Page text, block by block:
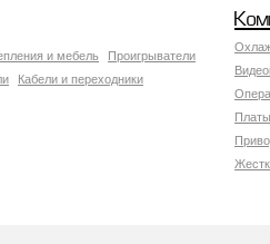
и мебель
Проигрыватели
Кабели и переходники